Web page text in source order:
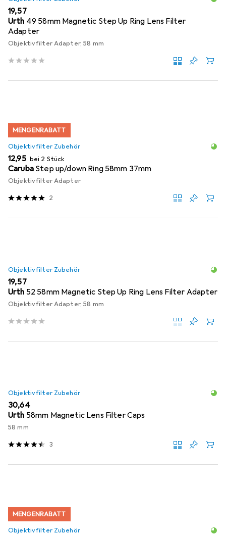
EUR
19,57
Urth 49 58mm Magnetic Step Up Ring Lens Filter
Adapter
Objektivfilter Adapter, 58 mm
MENGENRABATT
Objektivfilter Zubehör
EUR
12,95 bei 2 Stück
Caruba Step up/down Ring 58mm 37mm
Objektivfilter Adapter
2
Objektivfilter Zubehör
EUR
19,57
Urth 52 58mm Magnetic Step Up Ring Lens Filter Adapter
Objektivfilter Adapter, 58 mm
Objektivfilter Zubehör
EUR
30,64
Urth 58mm Magnetic Lens Filter Caps
58 mm
3
MENGENRABATT
Objektivfilter Zubehör